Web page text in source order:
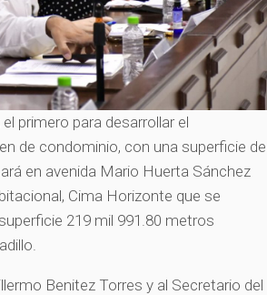
primero para desarrollar el
de condominio, con una superficie de
en avenida Mario Huerta Sánchez
Cima Horizonte que se
219 mil 991.80 metros
Benitez Torres y al Secretario del